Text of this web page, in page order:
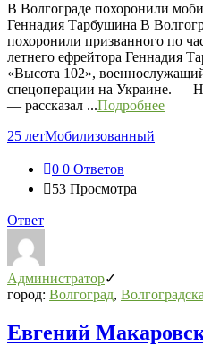
В Волгограде похоронили
Геннадия Тарбушина В
похоронили призванного по
летнего ефрейтора Геннадия
«Высота 102»,
спецоперации на Украине. —
— рассказал ...Подробнее
25 летМобилизованный
0 0 Ответов
53 Просмотра
Ответ
Администратор
город: Волгоград,
Евгений